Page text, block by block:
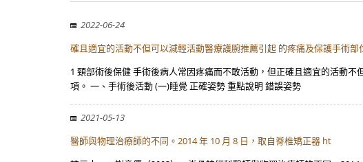
2022-06-24
確且適宜的活動不但可以減輕活動醫療護腕推薦引起 的疼痛及保護手術部
1 頸部術後保健 手術後病人常因疼痛而不敢活動，但正確且適宜的活動
項。 一、手術後活動 (一)睡覺 正確姿勢 重點說明 錯誤姿勢
2021-05-13
醫師與物理治療師的不同。2014 年 10 月 8 日，取自脊椎矯正器 ht